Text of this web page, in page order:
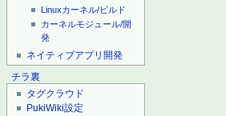
Linuxカーネル/ビルド
カーネルモジュール/開
発
ネイティブアプリ開発
チラ裏
タグクラウド
PukiWiki設定